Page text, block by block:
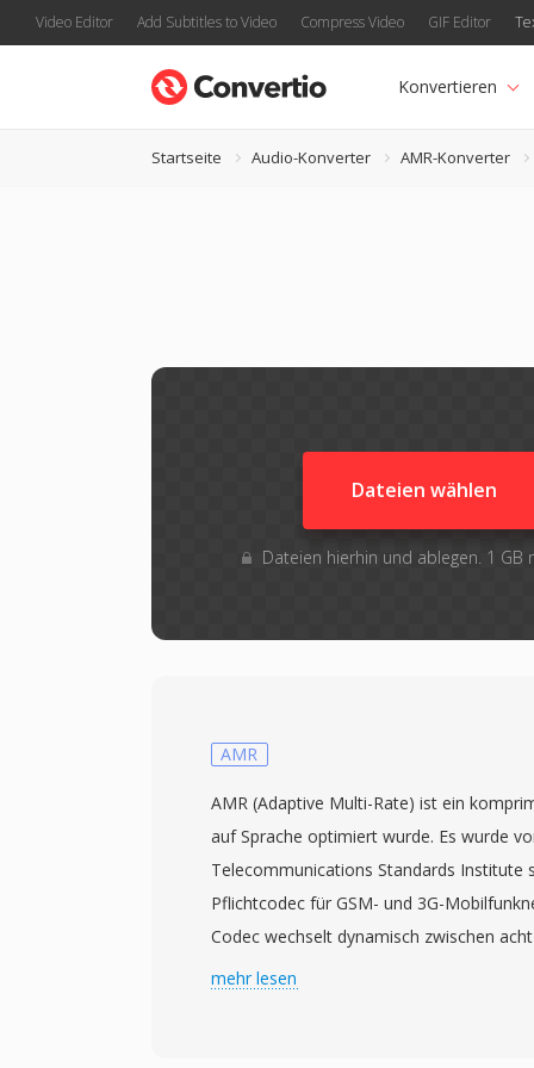
Video Editor Add Subtitles to Video Compress Video GIF Editor
Konvertieren
Startseite Audio-Konverter AMR-Konverter
Dateien wählen
Dateien hierhin und ablegen. 1
AMR
AMR (Adaptive Multi-Rate) ist ein
auf Sprache optimiert wurde. Es wurde
Telecommunications Standards Institute
Pflichtcodec für GSM- und 3G-
Codec wechselt dynamisch zwischen
12,2 kbps — abhängig von
mehr lesen